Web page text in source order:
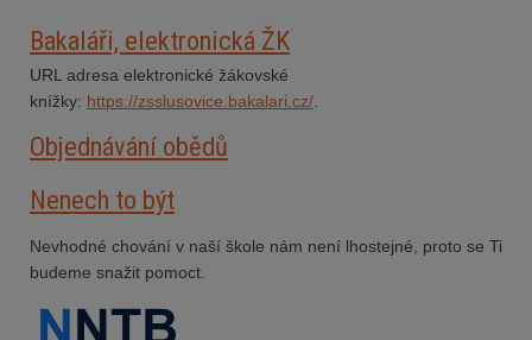
Bakaláři, elektronická ŽK
URL adresa elektronické žákovské
knížky: https://zsslusovice.bakalari.cz/.
Objednávání obědů
Nenech to být
Nevhodné chování v naší škole nám není lhostejné, proto se Ti
budeme snažit pomoct.